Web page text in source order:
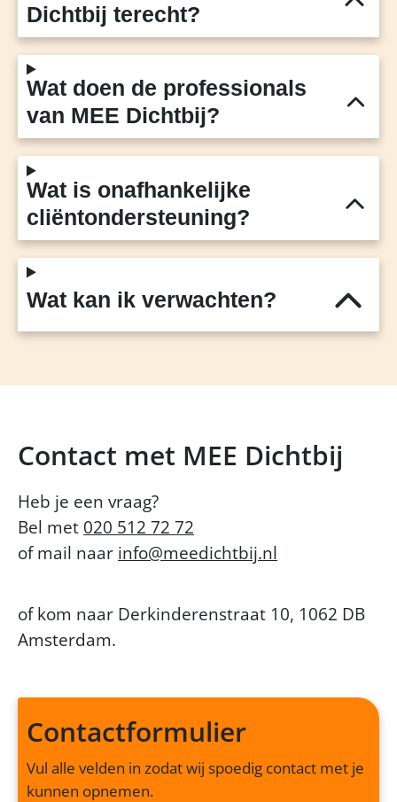
Dichtbij terecht?
Wat doen de professionals
van MEE Dichtbij?
Wat is onafhankelijke
cliëntondersteuning?
Wat kan ik verwachten?
Contact met MEE Dichtbij
Heb je een vraag?
Bel met 020 512 72 72
of mail naar info@meedichtbij.nl
of kom naar Derkinderenstraat 10, 1062 DB
Amsterdam.
Contactformulier
Vul alle velden in zodat wij spoedig contact met je
kunnen opnemen.